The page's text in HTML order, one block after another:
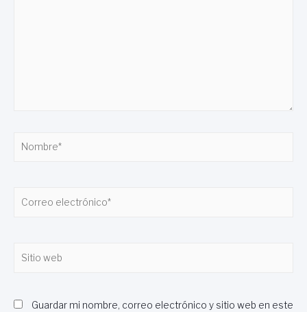
electrónico*
web
Guardar mi nombre, correo electrónico y sitio web en este